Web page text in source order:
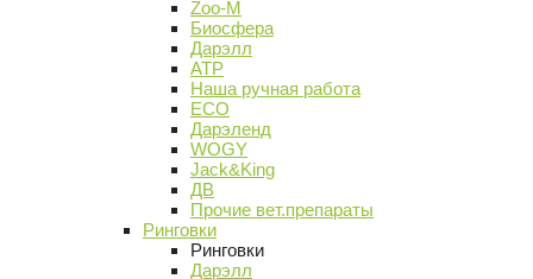
Zoo-M
Биосфера
Дарэлл
АТР
Наша ручная работа
ECO
Дарэленд
WOGY
Jack&King
ДВ
Прочие вет.препараты
Ринговки
Ринговки
Дарэлл